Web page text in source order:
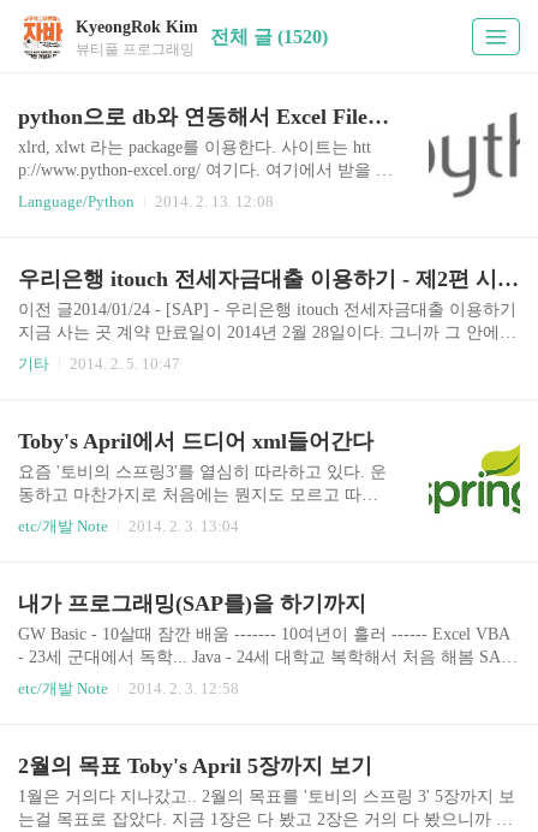
KyeongRok Kim
뷰티풀 프로그래밍
전체 글 (1520)
python으로 db와 연동해서 Excel File로 출력하기
xlrd, xlwt 라는 package를 이용한다. 사이트는 htt
p://www.python-excel.org/ 여기다. 여기에서 받을 수
있음. 특정 계산이나 매크로 같은거... VBA는 Excel
에서 바로 열어서 쓰기는 편한데 매크로 쓰기가 약
면 될 듯 하다. txt를 excel에서 열래도 좀 불편하긴
한 것 같은데... ㅎㅎ
Language/Python 2014. 2. 13. 12:08
우리은행 itouch 전세자금대출 이용하기 - 제2편 시나리오
이전 글2014/01/24 - [SAP] - 우리은행 itouch 전세자금대출 이용하기
지금 사는 곳 계약 만료일이 2014년 2월 28일이다. 그니까 그 안에
이사를 가야한다. 그러면... 1.2월 20일까지 계약한다.근저당설정금
고 3월 6일을 중도금 지급일3월 10일을 잔금 지급일로 한다.(중도금
잔금 지급일의 이유는 후술) 계약서 원본을 받는다. 2.2월 21일 등기
소 방문한다등기소 방문해서 확정일자를 받는다. 3.2월 21일 우리은
행 사이트 들어가서 대출신청 한다. 4.2월 24일우리은행에서 ..
기타 2014. 2. 5. 10:47
Toby's April에서 드디어 xml들어간다
요즘 '토비의 스프링3'를 열심히 따라하고 있다. 운
동하고 마찬가지로 처음에는 뭔지도 모르고 따라
하다가 자꾸 따라하다 보면 강사가 이야기하고자
독할 수 있을 것 같다. 이제 xml설정하는 부분을 들
어갔는데 xml은 거의 처음써보는거라 또 익혀야 된
다.. ㄷㄷ 조금 쓰다보면 능숙하게 쓰고 있는 내 자
신을 발견 할거다.
etc/개발 Note 2014. 2. 3. 13:04
내가 프로그래밍(SAP를)을 하기까지
GW Basic - 10살때 잠깐 배움 ------- 10여년이 흘러 ------ Excel VBA
- 23세 군대에서 독학... Java - 24세 대학교 복학해서 처음 해봄 SAP
FI - 25세 대딩 3학년 겨울방학에 처음 해봄 ABAP - 26세 회사 취직
그래밍'이란걸 꾸준히 하긴 했네... ㄷㄷ
etc/개발 Note 2014. 2. 3. 12:58
2월의 목표 Toby's April 5장까지 보기
1월은 거의다 지나갔고.. 2월의 목표를 '토비의 스프링 3' 5장까지 보
는걸 목표로 잡았다. 지금 1장은 다 봤고 2장은 거의 다 봤으니까 3,